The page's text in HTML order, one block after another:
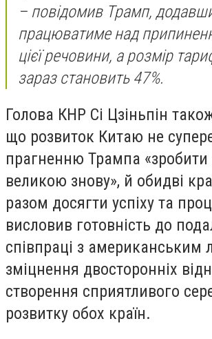
– повідомив Трамп,
працюватиме над
цієї речовини, а розмір
зараз становить 47%.
Голова КНР Сі Цзіньпін
що розвиток Китаю не
прагненню Трампа
великою знову», й обидві
разом досягти успіху та
висловив готовність до
співпраці з американським
зміцнення двосторонніх
створення сприятливого
розвитку обох країн.